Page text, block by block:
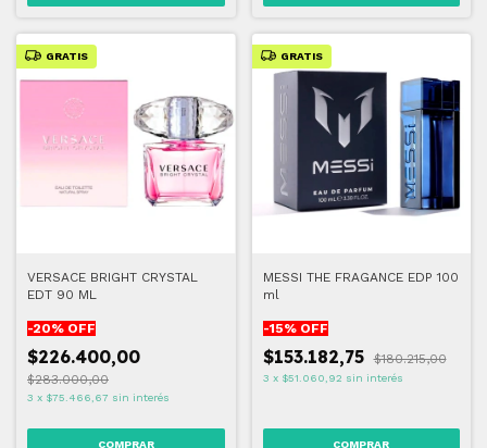
GRATIS
VERSACE BRIGHT CRYSTAL
EDT 90 ML
-20% OFF
$226.400,00
$283.000,00
3 x $75.466,67 sin interés
GRATIS
MESSI THE FRAGANCE EDP 100
ml
-15% OFF
$153.182,75 $180.215,00
3 x $51.060,92 sin interés